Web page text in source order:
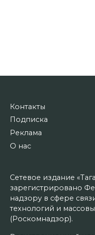
Контакты
Подписка
Реклама
О нас
Сетевое издание
зарегистрировано
надзору в сфере
технологий и
(Роскомнадзор).